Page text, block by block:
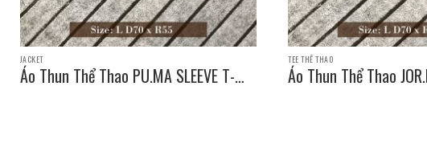
JACKET
Áo Thun Thể Thao PU.MA SLEEVE T-
TEE THỂ THAO
Áo Thun Thể Thao